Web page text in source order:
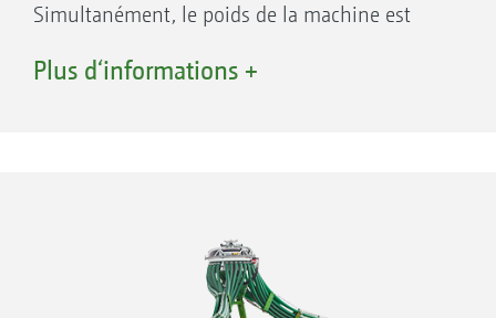
Simultanément, le poids de la machine est
en profondeur est assuré par les roues d'appui
Réduction du poids de la machine
Ressuyage et réchauffement plus rapides du
Plus d‘informations +